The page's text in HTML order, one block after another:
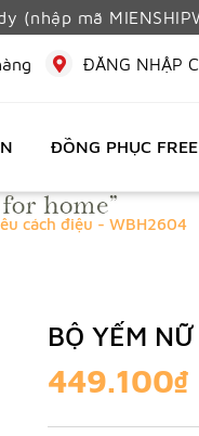
(nhập mã
ĐĂNG NHẬP
ĐỒNG PHỤC
cách điệu - WBH2604
BỘ YẾM
449.100₫